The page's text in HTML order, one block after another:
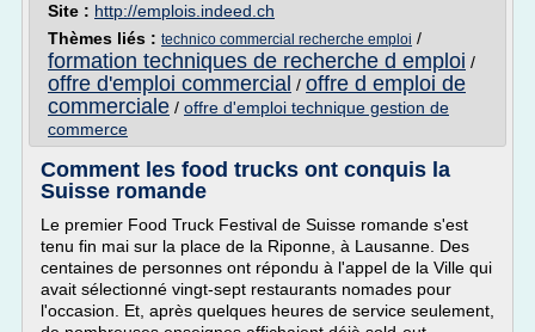
Site : http://emplois.indeed.ch
Thèmes liés : technico commercial recherche emploi /
formation techniques de recherche d emploi /
offre d'emploi commercial / offre d emploi de
commerciale / offre d'emploi technique gestion de
commerce
Comment les food trucks ont conquis la
Suisse romande
Le premier Food Truck Festival de Suisse romande s'est
tenu fin mai sur la place de la Riponne, à Lausanne. Des
centaines de personnes ont répondu à l'appel de la Ville qui
avait sélectionné vingt-sept restaurants nomades pour
l'occasion. Et, après quelques heures de service seulement,